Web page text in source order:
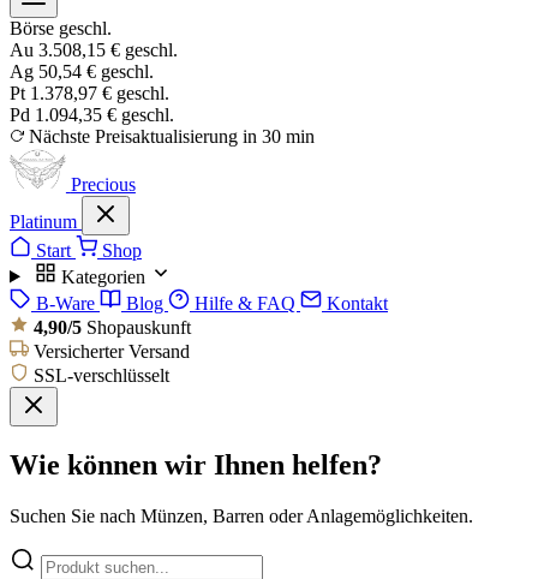
Börse geschl.
Au 3.508,15 € geschl.
Ag 50,54 € geschl.
Pt 1.378,97 € geschl.
Pd 1.094,35 € geschl.
Nächste Preisaktualisierung in 30 min
Precious
Platinum
Start
Shop
Kategorien
B-Ware
Blog Hilfe & FAQ
Kontakt
4,90/5 Shopauskunft
Versicherter Versand
SSL-verschlüsselt
Wie können wir Ihnen helfen?
Suchen Sie nach Münzen, Barren oder Anlagemöglichkeiten.